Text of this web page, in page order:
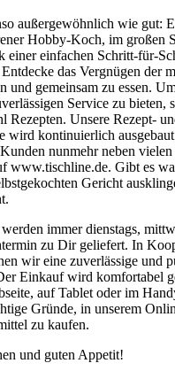
außergewöhnlich wie gut:
Hobby-Koch, im großen
einer einfachen Schritt-für-
das Vergnügen der
und gemeinsam zu essen.
Service zu bieten,
Rezepten. Unsere Rezept-
wird kontinuierlich
nunmehr neben
www.tischline.de. Gibt es
Gericht
immer dienstags,
zu Dir geliefert. In
wir eine zuverlässige und
Einkauf wird komfortabel
auf Tablet oder im
Gründe, in unserem
zu kaufen.
und guten Appetit!